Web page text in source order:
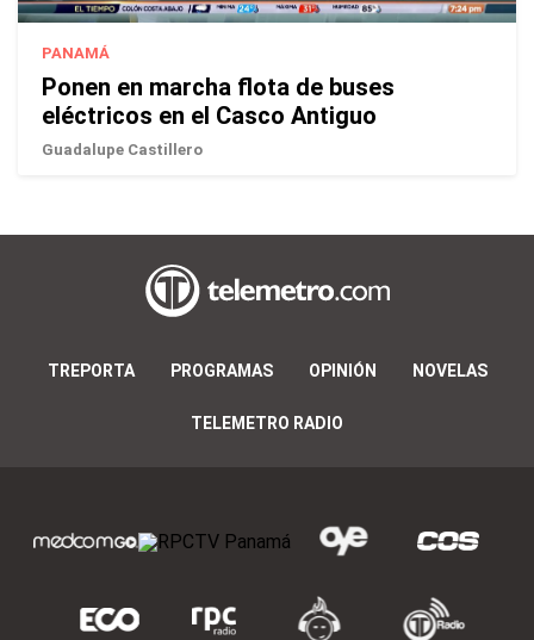
PANAMÁ
Ponen en marcha flota de buses
eléctricos en el Casco Antiguo
Guadalupe Castillero
TREPORTA PROGRAMAS OPINIÓN NOVELAS
TELEMETRO RADIO